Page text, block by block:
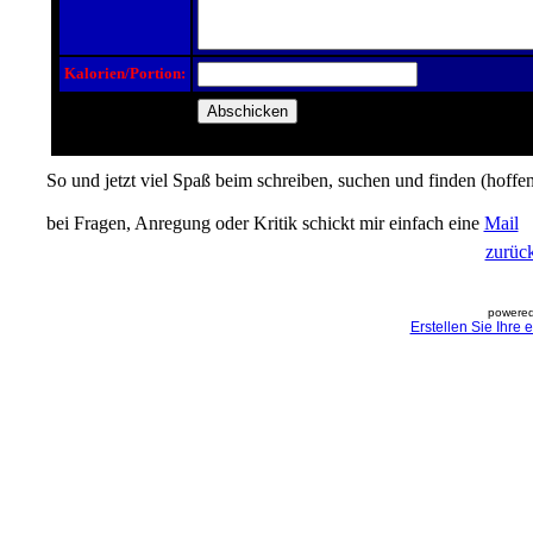
Kalorien/Portion:
So und jetzt viel Spaß beim schreiben, suchen und finden
bei Fragen, Anregung oder Kritik schickt mir einfach eine Mail
Erstellen Sie Ihre